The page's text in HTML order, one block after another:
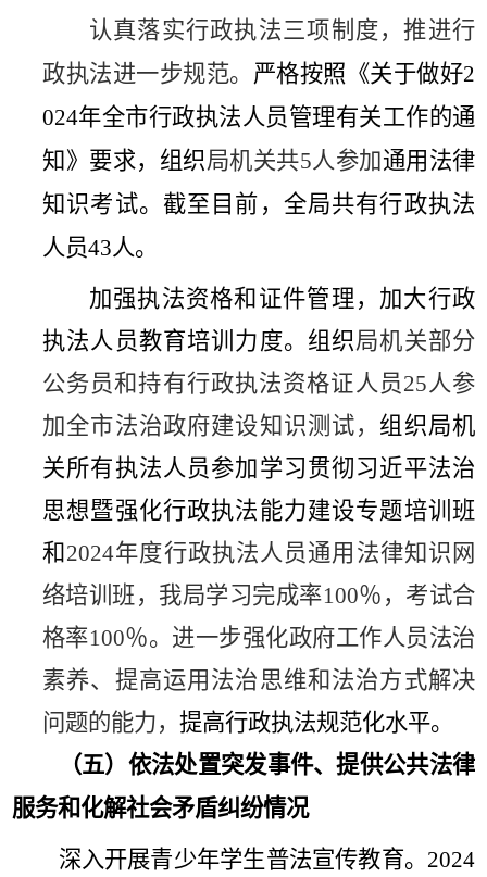
认真落实行政执法三项制度，推进行
政执法进一步规范。 严格按照《关于做好2
024年全市行政执法人员管理有关工作的通
知》要求，组织局机关共5人参加通用法律
知识考试。截至目前，全局共有行政执法
人员43人。
加强执法资格和证件管理，加大行政
执法人员教育培训力度。组织局机关部分
公务员和持有行政执法资格证人员25人参
加全市法治政府建设知识测试， 组织局机
关所有执法人员参加学习贯彻习近平法治
思想暨强化行政执法能力建设专题培训班
和 2024年度行政执法人员通用法律知识网
络培训班， 我局学习完成率100％，考试合
格率100％。 进一步强化政府工作人员法治
素养、提高运用法治思维和法治方式解决
问题的能力， 提高行政执法规范化水平。
（五）依法处置突发事件、提供公共法律
服务和化解社会矛盾纠纷情况
深入开展青少年学生普法宣传教育。 2024